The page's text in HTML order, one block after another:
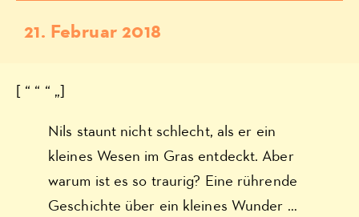
21. Februar 2018
[ “ “ “ „]
Nils staunt nicht schlecht, als er ein
kleines Wesen im Gras entdeckt. Aber
warum ist es so traurig? Eine rührende
Geschichte über ein kleines Wunder …